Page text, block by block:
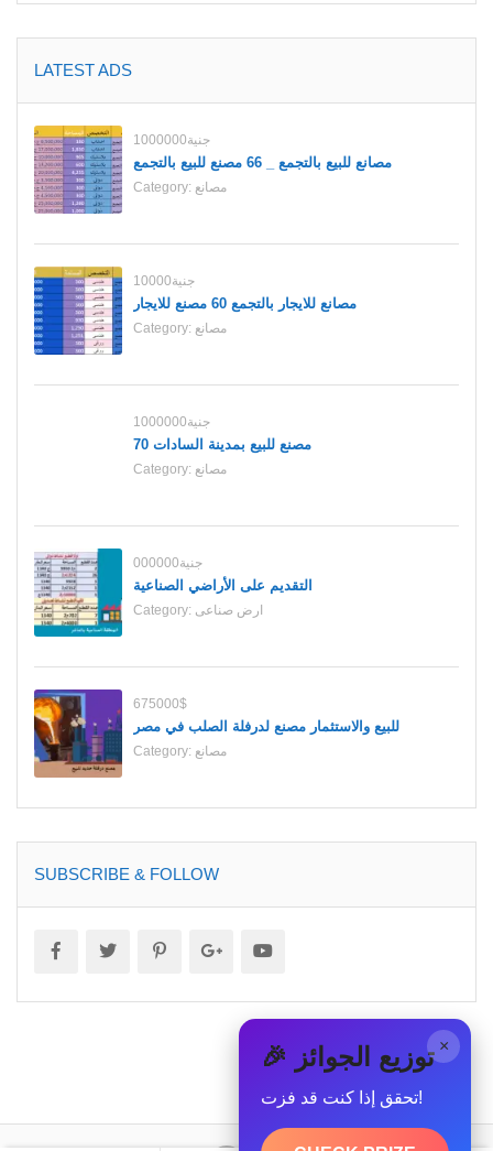
LATEST ADS
1000000جنية
مصانع للبيع بالتجمع _ 66 مصنع للبيع بالتجمع
Category: مصانع
10000جنية
مصانع للايجار بالتجمع 60 مصنع للايجار
Category: مصانع
1000000جنية
70 مصنع للبيع بمدينة السادات
Category: مصانع
000000جنية
التقديم على الأراضي الصناعية
Category: ارض صناعى
675000$
للبيع والاستثمار مصنع لدرفلة الصلب في مصر
Category: مصانع
SUBSCRIBE & FOLLOW
× 🎉 توزيع الجوائز
تحقق إذا كنت قد فزت!